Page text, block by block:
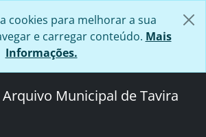
cookies para melhorar a sua
e carregar conteúdo. Mais
Informações.
Arquivo Municipal de Tavira